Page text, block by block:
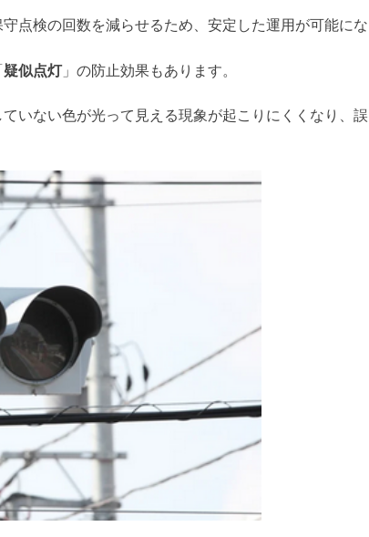
点検の回数を減らせるため、安定した運用が可能にな
疑似点灯」の防止効果もあります。
いない色が光って見える現象が起こりにくくなり、誤